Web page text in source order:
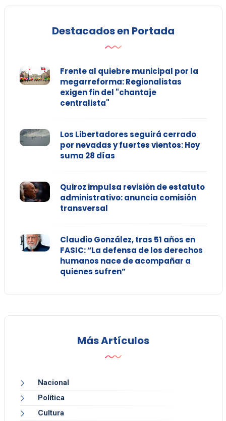
Destacados en Portada
Frente al quiebre municipal por la
megarreforma: Regionalistas
exigen fin del "chantaje
centralista"
Los Libertadores seguirá cerrado
por nevadas y fuertes vientos: Hoy
suma 28 días
Quiroz impulsa revisión de estatuto
administrativo: anuncia comisión
transversal
Claudio González, tras 51 años en
FASIC: “La defensa de los derechos
humanos nace de acompañar a
quienes sufren”
Más Artículos
Nacional
Política
Cultura